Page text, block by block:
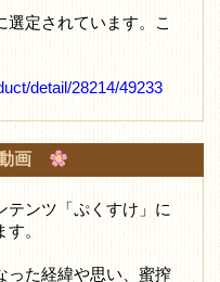
選定されています。こ
detail/28214/49233
画
テンツ「ぷくすけ」に
す。
った経緯や思い、蜜搾